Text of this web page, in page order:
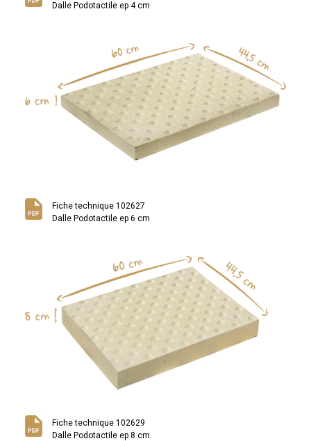
Dalle Podotactile ep 4 cm
Fiche technique 102627
Dalle Podotactile ep 6 cm
Fiche technique 102629
Dalle Podotactile ep 8 cm